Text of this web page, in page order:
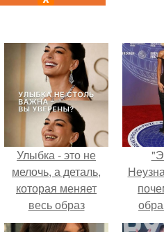
Улыбка - это не
мелочь, а деталь,
которая меняет
весь образ
человека.